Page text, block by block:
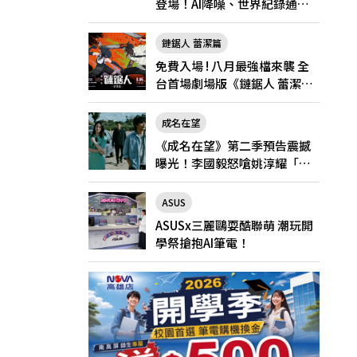
登場！AI降噪、世界紀錄通
話，Pro與Pro Max怎麼選？
鏈鋸人 蕾潔篇
免費入場 ! 八月最強檔來襲 全
台首場劇場版《鏈鋸人 蕾潔
篇》快閃店就在新光三越台北
南西一館8/6限定登場
成名在望
《成名在望》第二季預告震撼
曝光！李國毅怒嗆姚淳耀「當
邱家的狗」兄弟情決裂
ASUS
ASUSx三麗鷗耍酷聯萌 潮玩開
學祭搶抱AI筆電！